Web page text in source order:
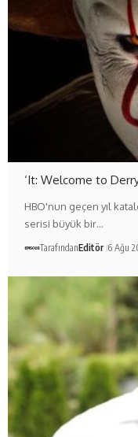
‘It: Welcome to
HBO'nun geçen yıl
serisi büyük bir…
TarafındanEditör 6 Ağu